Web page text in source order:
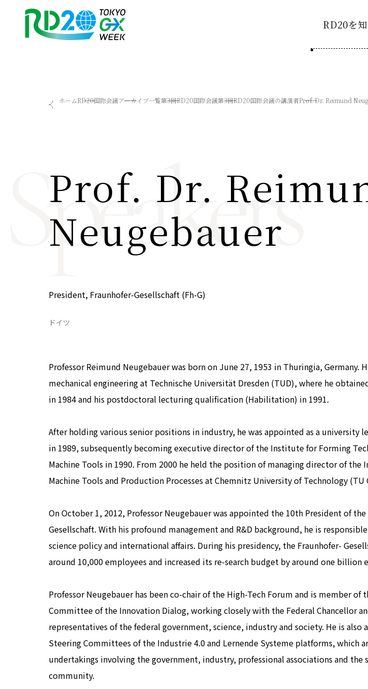
RD20を
RD20を知る 会議成果物 国際会議
関連イベント
2026 AI for Energy Workshop
サマースクール2025
COP29ジャパンパビリオンセミナー
イベント一覧
ハイライト
お知らせ
ホームRD20国際会議アーカイブ一覧第3回RD20国際会議第3回RD20国際会議の講演者Prof. Dr. Reimund
Speakers
Prof. Dr.
Neugebauer
President, Fraunhofer-Gesellschaft (Fh-G)
ドイツ
Professor Reimund Neugebauer was born on June 27, 1953 in Thuringia, Germany.
mechanical engineering at Technische Universität Dresden (TUD), where he
in 1984 and his postdoctoral lecturing qualification (Habilitation) in 1991.
After holding various senior positions in industry, he was appointed as a university
in 1989, subsequently becoming executive director of the Institute for Forming
Machine Tools in 1990. From 2000 he held the position of managing director of the
Machine Tools and Production Processes at Chemnitz University of Technology (TU
On October 1, 2012, Professor Neugebauer was appointed the 10th President of
Gesellschaft. With his profound management and R&D background, he is
science policy and international affairs. During his presidency, the Fraunhofer-
around 10,000 employees and increased its re-search budget by around one billion
Professor Neugebauer has been co-chair of the High-Tech Forum and is member of
Committee of the Innovation Dialog, working closely with the Federal Chancellor
representatives of the federal government, science, industry and society. He is also
Steering Committees of the Industrie 4.0 and Lernende Systeme platforms, which
undertakings involving the government, industry, professional associations and the
community.